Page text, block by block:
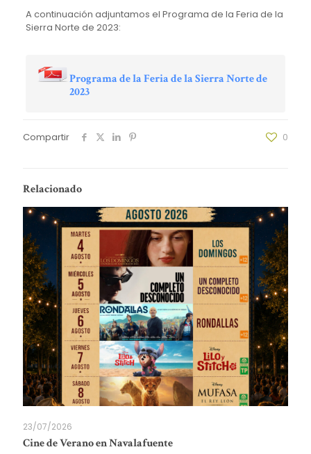
A continuación adjuntamos el Programa de la Feria de la
Sierra Norte de 2023:
Programa de la Feria de la Sierra Norte de
2023
Compartir 0
Relacionado
23/07/2026
Cine de Verano en Navalafuente